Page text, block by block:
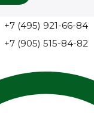
+7 (495) 921-66-84
+7 (905) 515-84-82